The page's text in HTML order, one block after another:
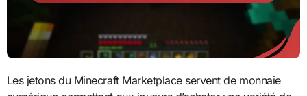
Les jetons du Minecraft Marketplace servent de monnaie